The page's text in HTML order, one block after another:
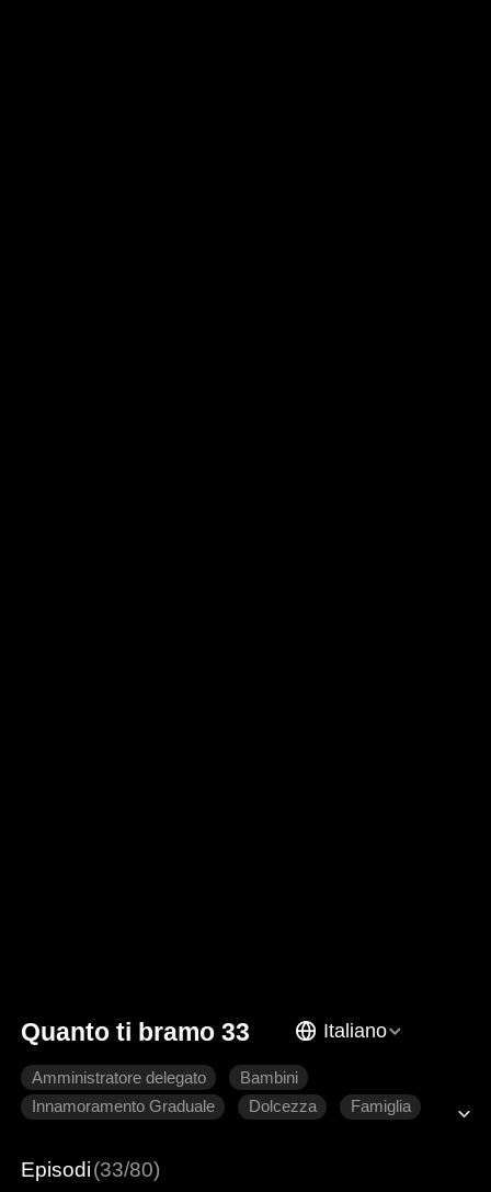
Quanto ti bramo 33 Italiano
Amministratore delegato
Bambini
Innamoramento Graduale
Dolcezza
Famiglia
Episodi(33/80)